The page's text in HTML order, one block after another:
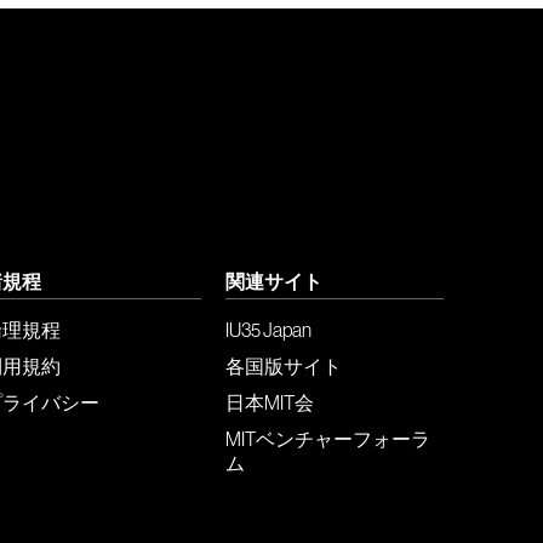
程
規程
規約
イバシー
関連サイト
IU35 Japan
各国版サイト
日本MIT会
MITベンチャーフォーラ
ム